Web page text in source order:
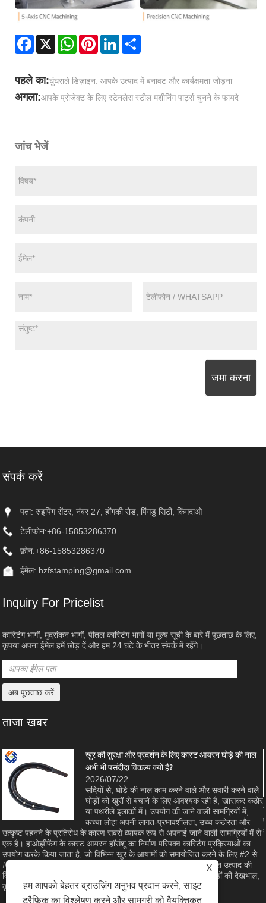
Facebook
X WhatsAppPinterestLinkedIn
पहले का:घुंघराले डिज़ाइन: आपके उत्पाद में बनावट और कार्यक्षमता जोड़ना
अगला:​आपके प्रोजेक्ट के लिए स्टेनलेस स्टील मशीनिंग पार्ट्स चुनने के फायदे
जांच भेजें
जमा करना
संपर्क करें
पता: रुइपिंग सेंटर, नंबर 27, होंगकी रोड, पिंगडु सिटी, क़िंगदाओ
टेलीफोन:+86-15853286370
फ़ोन:+86-15853286370
ईमेल: hzfstamping@gmail.com
Inquiry For Pricelist
कास्टिंग भागों, मुद्रांकन भागों, पीतल कास्टिंग भागों या मूल्य सूची के बारे में पूछताछ के लिए,
कृपया अपना ईमेल हमें छोड़ दें और हम 24 घंटे के भीतर संपर्क में रहेंगे।
ताजा खबर
खुर की सुरक्षा और प्रदर्शन के लिए कास्ट आयरन घोड़े की नाल
अभी भी पसंदीदा विकल्प क्यों हैं?
2026/07/22
सदियों से, घोड़े की नाल काम करने वाले और सवारी करने वाले
घोड़ों को खुरों से बचाने के लिए आवश्यक रही है, खासकर कठोर
या पथरीले इलाकों में। उपयोग की जाने वाली सामग्रियों में,
कच्चा लोहा अपनी लागत-प्रभावशीलता, उच्च कठोरता और
उत्कृष्ट पहनने के प्रतिरोध के कारण सबसे व्यापक रूप से अपनाई जाने वाली सामग्रियों में से
एक है। हाओझीफेंग के कास्ट आयरन हॉर्सशू का निर्माण परिपक्व कास्टिंग प्रक्रियाओं का
उपयोग करके किया जाता है, जो विभिन्न खुर के आयामों को समायोजित करने के लिए #2 से
#8 तक के आकार के साथ सामने और पीछे की शैलियों में उपलब्ध हैं। यह लेख उत्पाद की
विशेषताओं, भौतिक लाभों और विनिर्माण गुणवत्ता की जांच करता है जो इसे घोड़ों की देखभाल,
कृषि और घुड़सवारी के खेल के लिए एक विश्वसनीय विकल्प बनाता है।
X
हम आपको बेहतर ब्राउज़िंग अनुभव प्रदान करने, साइट
ट्रैफ़िक का विश्लेषण करने और सामग्री को वैयक्तिकृत